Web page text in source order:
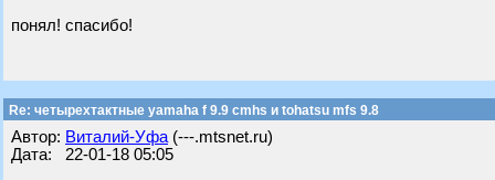
понял! спасибо!
Re: четырехтактные yamaha f 9.9 cmhs и tohatsu mfs 9.8
Автор: Виталий-Уфа (---.mtsnet.ru)
Дата: 22-01-18 05:05